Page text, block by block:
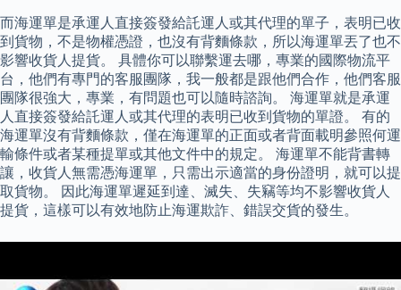
而海運單是承運人直接簽發給託運人或其代理的單子，表明已收
到貨物，不是物權憑證，也沒有背麵條款，所以海運單丟了也不
影響收貨人提貨。 具體你可以聯繫運去哪，專業的國際物流平
台，他們有專門的客服團隊，我一般都是跟他們合作，他們客服
團隊很強大，專業，有問題也可以隨時諮詢。 海運單就是承運
人直接簽發給託運人或其代理的表明已收到貨物的單證。 有的
海運單沒有背麵條款，僅在海運單的正面或者背面載明參照何運
輸條件或者某種提單或其他文件中的規定。 海運單不能背書轉
讓，收貨人無需憑海運單，只需出示適當的身份證明，就可以提
取貨物。 因此海運單遲延到達、滅失、失竊等均不影響收貨人
提貨，這樣可以有效地防止海運欺詐、錯誤交貨的發生。